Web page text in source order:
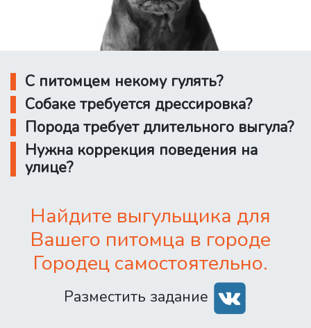
С питомцем некому гулять?
Собаке требуется дрессировка?
Порода требует длительного выгула?
Нужна коррекция поведения на
улице?
Найдите выгульщика для
Вашего питомца в городе
Городец самостоятельно.
Разместить задание